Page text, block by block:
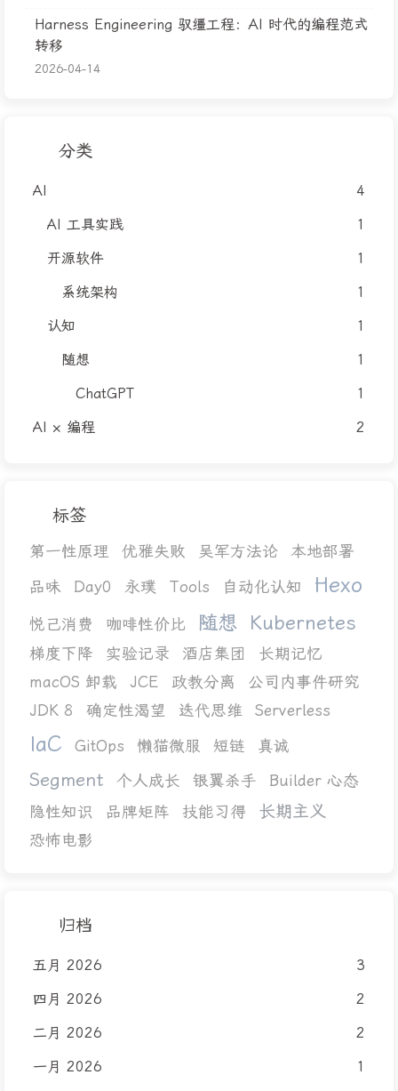
Harness Engineering 驭缰工程：AI 时代的编程范式
转移
2026-04-14
分类
AI
4
AI 工具实践
1
开源软件
1
系统架构
1
认知
1
随想
1
ChatGPT
1
AI × 编程
2
标签
第一性原理 优雅失败 吴军方法论
本地部署
品味
Day0 永璞 Tools 自动化认知 Hexo
悦己消费 咖啡性价比 随想 Kubernetes
梯度下降 实验记录 酒店集团
长期记忆
macOS 卸载
JCE 政教分离
公司内事件研究
JDK 8
确定性渴望 迭代思维 Serverless
IaC GitOps 懒猫微服 短链 真诚
Segment 个人成长 银翼杀手
Builder 心态
隐性知识
品牌矩阵 技能习得 长期主义
恐怖电影
归档
五月 2026
3
四月 2026
2
二月 2026
2
一月 2026
1